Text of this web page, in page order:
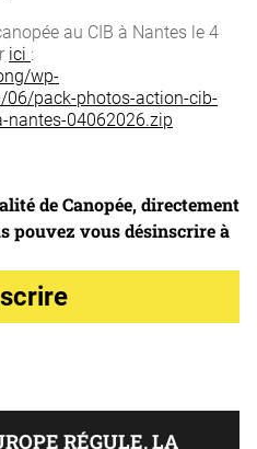
au CIB à Nantes le 4
ici :
wp-
pack-photos-action-cib-
nantes-04062026.zip
de Canopée, directement
pouvez vous désinscrire à
RÉGULE, LA